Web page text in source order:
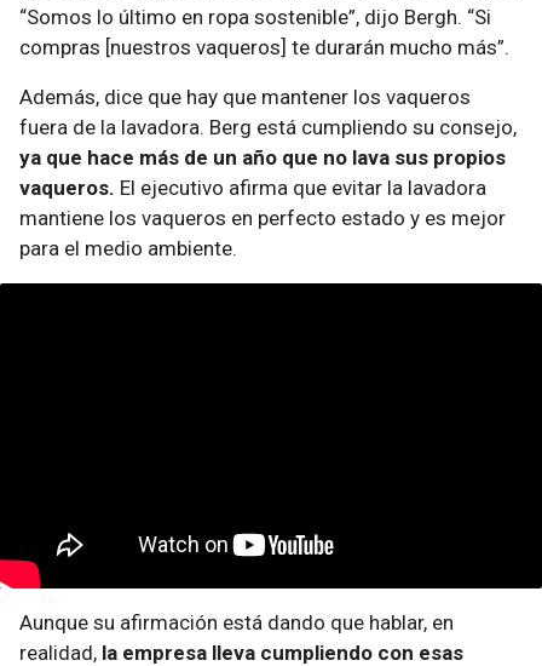
“Somos lo último en ropa sostenible”, dijo Bergh. “Si
compras [nuestros vaqueros] te durarán mucho más”.
Además, dice que hay que mantener los vaqueros
fuera de la lavadora. Berg está cumpliendo su consejo,
ya que hace más de un año que no lava sus propios
vaqueros. El ejecutivo afirma que evitar la lavadora
mantiene los vaqueros en perfecto estado y es mejor
para el medio ambiente.
Aunque su afirmación está dando que hablar, en
realidad, la empresa lleva cumpliendo con esas